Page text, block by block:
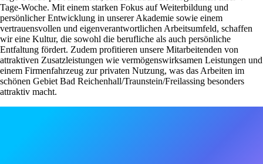
Tage-Woche. Mit einem starken Fokus auf Weiterbildung und
persönlicher Entwicklung in unserer Akademie sowie einem
vertrauensvollen und eigenverantwortlichen Arbeitsumfeld, schaffen
wir eine Kultur, die sowohl die berufliche als auch persönliche
Entfaltung fördert. Zudem profitieren unsere Mitarbeitenden von
attraktiven Zusatzleistungen wie vermögenswirksamen Leistungen und
einem Firmenfahrzeug zur privaten Nutzung, was das Arbeiten im
schönen Gebiet Bad Reichenhall/Traunstein/Freilassing besonders
attraktiv macht.